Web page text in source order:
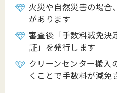
火災や自然災害の場合
があります
審査後「手数料減免決
証」を発行します
クリーンセンター搬入
くことで手数料が減免